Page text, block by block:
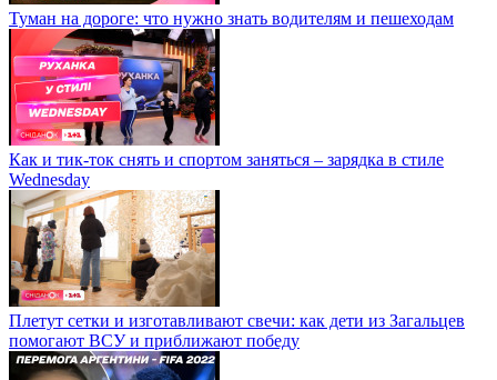
Туман на дороге: что нужно знать водителям и пешеходам
Как и тик-ток снять и спортом заняться – зарядка в стиле
Wednesday
Плетут сетки и изготавливают свечи: как дети из Загальцев
помогают ВСУ и приближают победу